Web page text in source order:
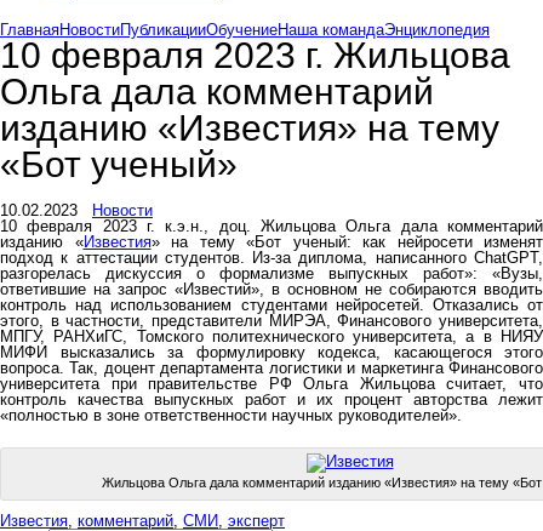
ГлавнаяНовостиПубликацииОбучениеНаша командаЭнциклопедия
10 февраля 2023 г. Жильцова
Ольга дала комментарий
изданию «Известия» на тему
«Бот ученый»
10.02.2023
Новости
10 февраля 2023 г. к.э.н., доц. Жильцова Ольга дала комментарий
изданию «Известия» на тему «Бот ученый: как нейросети изменят
подход к аттестации студентов. Из-за диплома, написанного ChatGPT,
разгорелась дискуссия о формализме выпускных работ»: «Вузы,
ответившие на запрос «Известий», в основном не собираются вводить
контроль над использованием студентами нейросетей. Отказались от
этого, в частности, представители МИРЭА, Финансового университета,
МПГУ, РАНХиГС, Томского политехнического университета, а в НИЯУ
МИФИ высказались за формулировку кодекса, касающегося этого
вопроса. Так, доцент департамента логистики и маркетинга Финансового
университета при правительстве РФ Ольга Жильцова считает, что
контроль качества выпускных работ и их процент авторства лежит
«полностью в зоне ответственности научных руководителей».
Жильцова Ольга дала комментарий изданию «Известия» на тему
Известия, комментарий, СМИ, эксперт